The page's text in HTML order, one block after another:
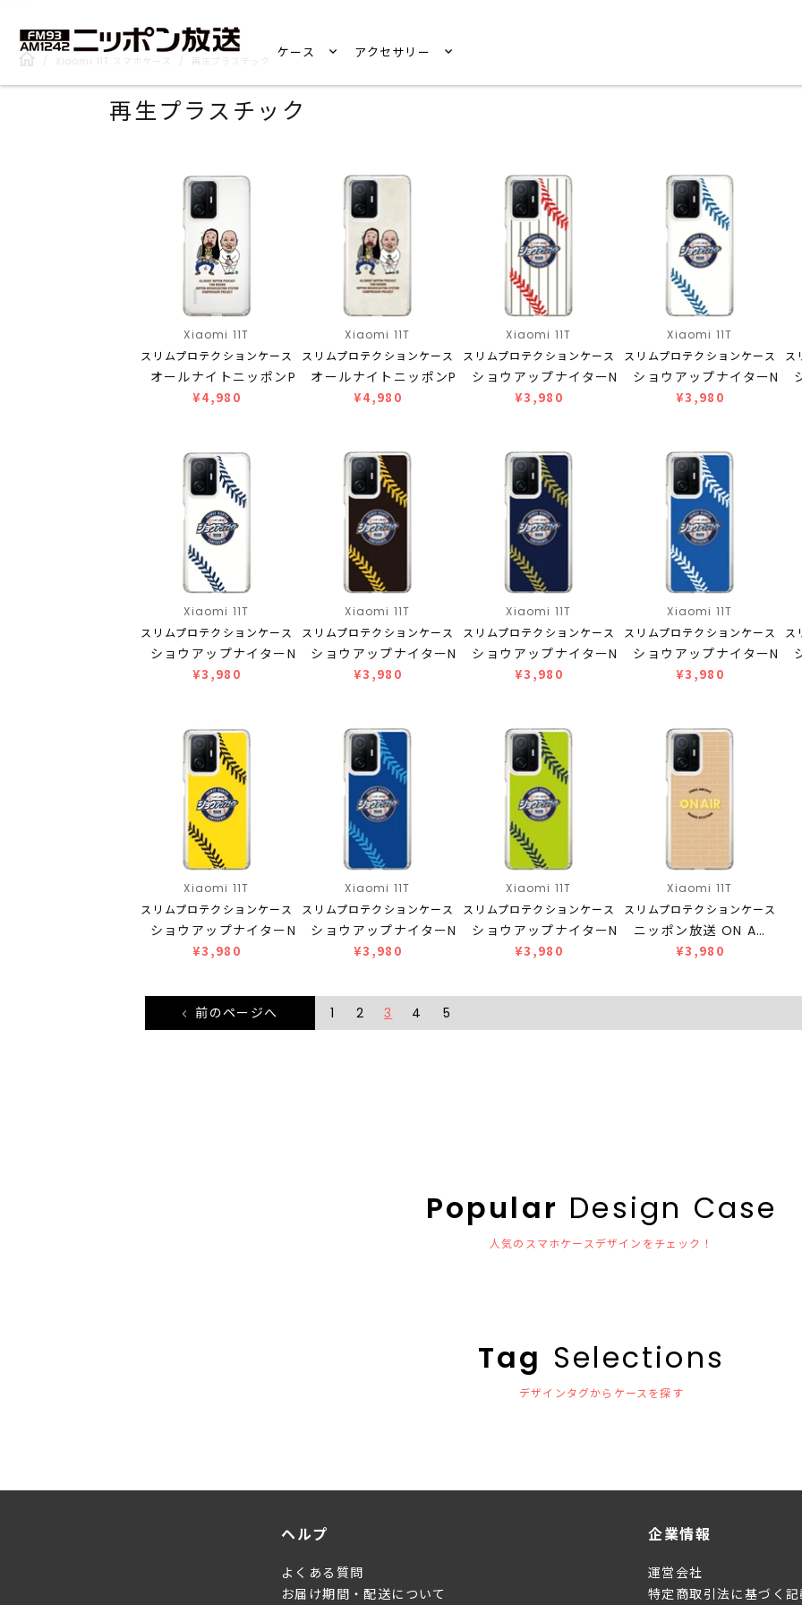
ケース アクセサリー
Xiaomi 11T スマホケース 再生プラスチック
再生プラスチック
Xiaomi 11T
スリムプロテクションケース
オールナイトニッポンP…
¥4,980
Xiaomi 11T
スリムプロテクションケース
オールナイトニッポンP…
¥4,980
Xiaomi 11T
スリムプロテクションケース
ショウアップナイターN…
¥3,980
Xiaomi 11T
スリムプロテクションケース
ショウアップナイターN…
¥3,980
ス
Xiaomi 11T
スリムプロテクションケース
ショウアップナイターN…
¥3,980
Xiaomi 11T
スリムプロテクションケース
ショウアップナイターN…
¥3,980
Xiaomi 11T
スリムプロテクションケース
ショウアップナイターN…
¥3,980
Xiaomi 11T
スリムプロテクションケース
ショウアップナイターN…
¥3,980
ス
Xiaomi 11T
スリムプロテクションケース
ショウアップナイターN…
¥3,980
Xiaomi 11T
スリムプロテクションケース
ショウアップナイターN…
¥3,980
Xiaomi 11T
スリムプロテクションケース
ショウアップナイターN…
¥3,980
Xiaomi 11T
スリムプロテクションケース
ニッポン放送 ON A…
¥3,980
前のページへ 1 2 3 4 5
Popular Design Case
人気のスマホケースデザインをチェック！
Tag Selections
デザインタグからケースを探す
ヘルプ
よくある質問
お届け期間・配送について
企業情報
運営会社
特定商取引法に基づく記